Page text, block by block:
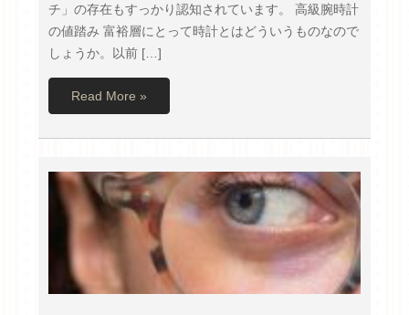
チ」の存在もすっかり認知されています。 高級腕時計
の値踏み 富裕層にとって時計とはどういうものなので
しょうか。以前 […]
Read More »